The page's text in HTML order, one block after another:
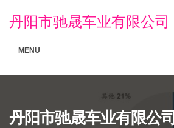
丹阳市驰晟车业有限公司
MENU
丹阳市驰晟车业有限公司